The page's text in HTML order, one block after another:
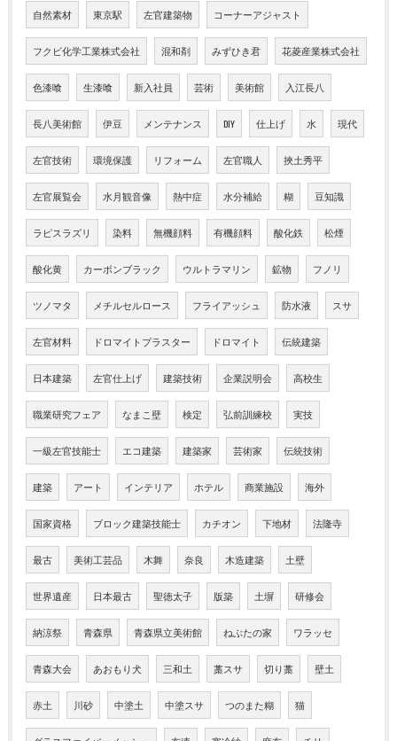
自然素材 東京駅 左官建築物 コーナーアジャスト
フクビ化学工業株式会社 混和剤 みずひき君 花菱産業株式会社
色漆喰 生漆喰 新入社員 芸術 美術館 入江長八
長八美術館 伊豆 メンテナンス DIY 仕上げ 水 現代
左官技術 環境保護 リフォーム 左官職人 挾土秀平
左官展覧会 水月観音像 熱中症 水分補給 糊 豆知識
ラピスラズリ 染料 無機顔料 有機顔料 酸化鉄 松煙
酸化黄 カーボンブラック ウルトラマリン 鉱物 フノリ
ツノマタ メチルセルロース フライアッシュ 防水液 スサ
左官材料 ドロマイトプラスター ドロマイト 伝統建築
日本建築 左官仕上げ 建築技術 企業説明会 高校生
職業研究フェア なまこ壁 検定 弘前訓練校 実技
一級左官技能士 エコ建築 建築家 芸術家 伝統技術
建築 アート インテリア ホテル 商業施設 海外
国家資格 ブロック建築技能士 カチオン 下地材 法隆寺
最古 美術工芸品 木舞 奈良 木造建築 土壁
世界遺産 日本最古 聖徳太子 版築 土塀 研修会
納涼祭 青森県 青森県立美術館 ねぶたの家 ワラッセ
青森大会 あおもり犬 三和土 藁スサ 切り藁 壁土
赤土 川砂 中塗土 中塗スサ つのまた糊 猫